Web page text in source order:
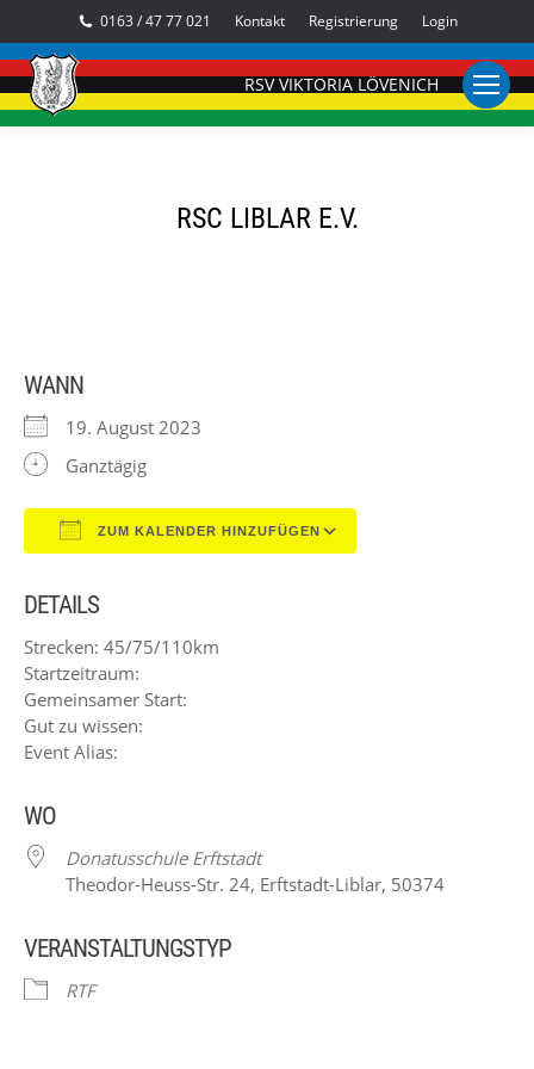
0163 / 47 77 021 Kontakt Registrierung Login
RSV VIKTORIA LÖVENICH
RSC LIBLAR E.V.
WANN
19. August 2023
Ganztägig
ZUM KALENDER HINZUFÜGEN
DETAILS
Strecken: 45/75/110km
Startzeitraum:
Gemeinsamer Start:
Gut zu wissen:
Event Alias:
WO
Donatusschule Erftstadt
Theodor-Heuss-Str. 24, Erftstadt-Liblar, 50374
VERANSTALTUNGSTYP
RTF